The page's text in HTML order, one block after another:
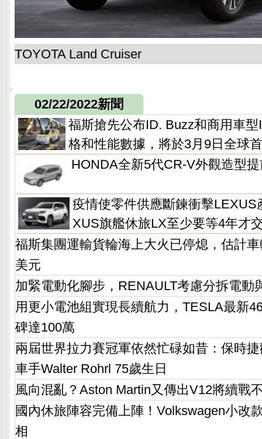
TOYOTA Land Cruiser
02/22/2022新聞
福斯搶先公布ID. Buzz和商用車
格和性能數據，將於3月9日全球
HONDA全新5代CR-V外觀造型
疫情使零件供應斷鍊衝擊LEXUS
XUS旗艦休旅LX至少要等4年才
福斯集團運輸貨輪海上大火已停熄，估計
美元
加緊電動化腳步，RENAULT考慮分拆電動
用更小電池組實現長續航力，TESLA最新
碑達100萬
兩屆世界拉力賽冠軍依然忙碌如昔：保時
車手Walter Rohrl 75歲生日
風向混亂？Aston Martin又傳出V12將續戰
國內休旅陣容完備上陣！Volkswagen小改
相